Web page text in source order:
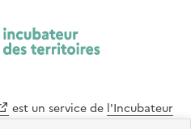
est un service de l'Incubateur